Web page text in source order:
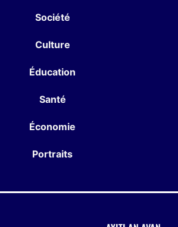
Société
Culture
Éducation
Santé
Économie
Portraits